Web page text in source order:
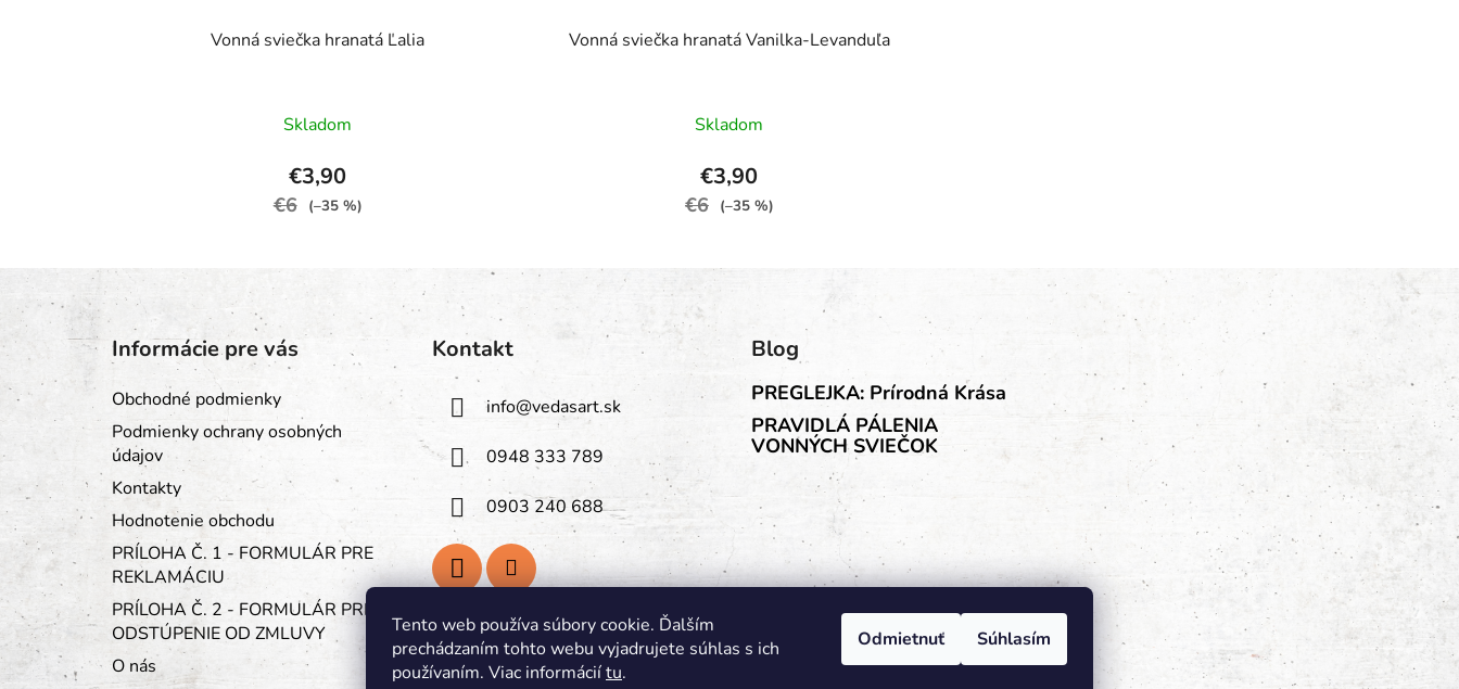
Tento web používa súbory cookie. Ďalším
prechádzaním tohto webu vyjadrujete súhlas s ich
používaním. Viac informáciítu.
Odmietnuť Súhlasím
Vonná sviečka hranatá Ľalia
Skladom
€3,90
€6 (–35 %)
Vonná sviečka hranatá Vanilka-Levanduľa
Skladom
€3,90
€6 (–35 %)
p
ä
i
Informácie pre vás
Obchodné podmienky
Podmienky ochrany osobných
údajov
Kontakty
Hodnotenie obchodu
PRÍLOHA Č. 1 - FORMULÁR PRE
REKLAMÁCIU
PRÍLOHA Č. 2 - FORMULÁR PRE
ODSTÚPENIE OD ZMLUVY
O nás
Kontakt
info@vedasart.sk
0948 333 789
0903 240 688
Blog
PREGLEJKA: Prírodná Krása
PRAVIDLÁ PÁLENIA
VONNÝCH SVIEČOK